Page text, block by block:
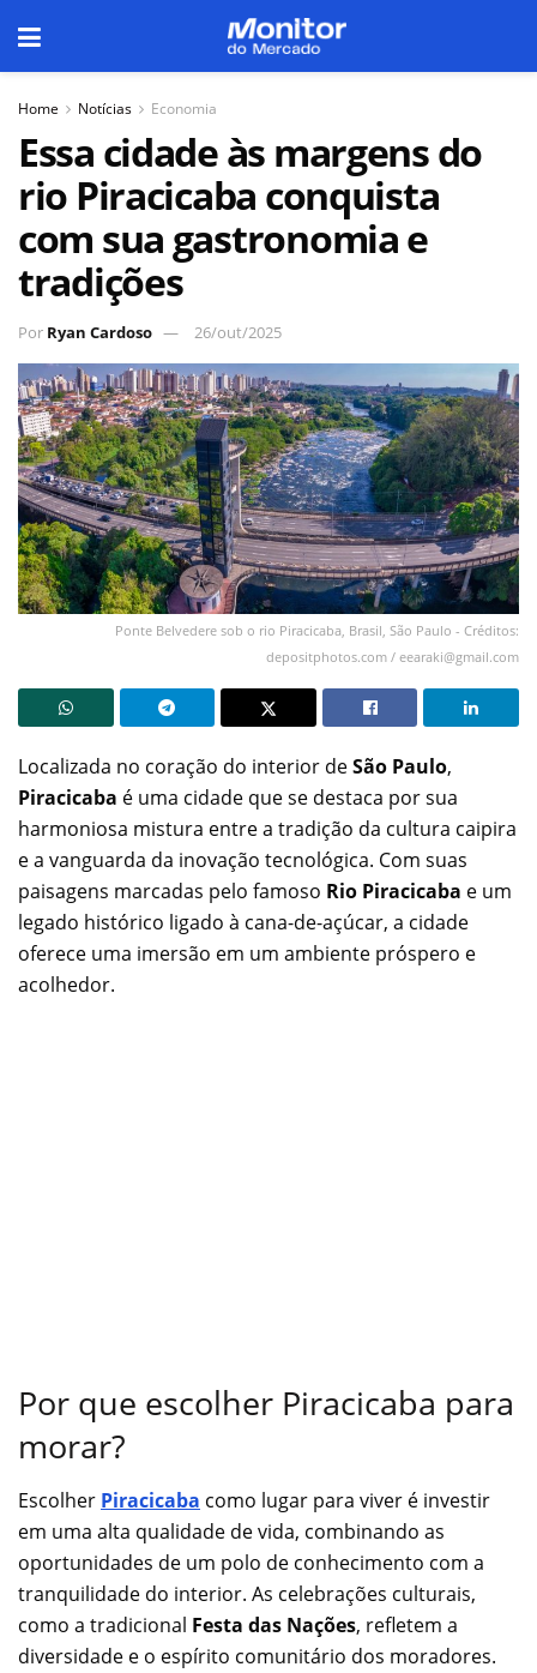
Home Notícias Economia
Essa cidade às margens do
rio Piracicaba conquista
com sua gastronomia e
tradições
Por Ryan Cardoso 26/out/2025
Ponte Belvedere sob o rio Piracicaba, Brasil, São Paulo - Créditos:
depositphotos.com / eearaki@gmail.com
Localizada no coração do interior deSão Paulo,
Piracicaba é uma cidade que se destaca por sua
harmoniosa mistura entre a tradição da cultura caipira
e a vanguarda da inovação tecnológica. Com suas
paisagens marcadas pelo famoso Rio Piracicaba e um
legado histórico ligado à cana-de-açúcar, a cidade
oferece uma imersão em um ambiente próspero e
acolhedor.
Por que escolher Piracicaba para
morar?
Escolher Piracicaba como lugar para viver é investir
em uma alta qualidade de vida, combinando as
oportunidades de um polo de conhecimento com a
tranquilidade do interior. As celebrações culturais,
como a tradicional Festa das Nações, refletem a
diversidade e o espírito comunitário dos moradores.